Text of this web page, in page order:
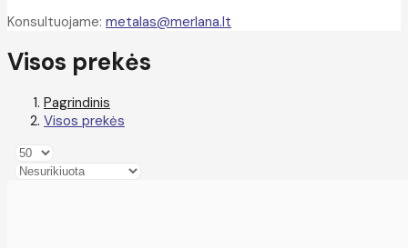
Konsultuojame: metalas@merlana.lt
Visos prekės
Pagrindinis
Visos prekės